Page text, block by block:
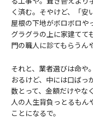
く済む。そやけど、「安
屋根の下地がボロボロや
グラグラの上に家建てて
門の職人に診てもらうん
それと、業者選びは命や
おるけど、中には口ばっ
数とって、金額だけやな
人の人生背負っとるもん
ことになるで。